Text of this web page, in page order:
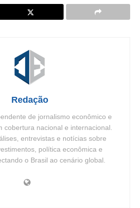
Redação
de jornalismo econômico e
cobertura nacional e internacional.
entrevistas e notícias sobre
política econômica e
o Brasil ao cenário global.